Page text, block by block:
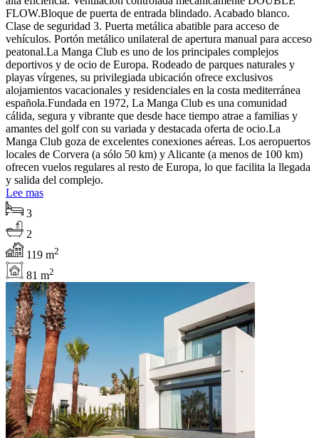
FLOW.Bloque de puerta de entrada blindado. Acabado blanco.
Clase de seguridad 3. Puerta metálica abatible para acceso de
vehículos. Portón metálico unilateral de apertura manual para acceso
peatonal.La Manga Club es uno de los principales complejos
deportivos y de ocio de Europa. Rodeado de parques naturales y
playas vírgenes, su privilegiada ubicación ofrece exclusivos
alojamientos vacacionales y residenciales en la costa mediterránea
española.Fundada en 1972, La Manga Club es una comunidad
cálida, segura y vibrante que desde hace tiempo atrae a familias y
amantes del golf con su variada y destacada oferta de ocio.La
Manga Club goza de excelentes conexiones aéreas. Los aeropuertos
locales de Corvera (a sólo 50 km) y Alicante (a menos de 100 km)
ofrecen vuelos regulares al resto de Europa, lo que facilita la llegada
y salida del complejo.
Lee mas
3
2
119 m2
81 m2